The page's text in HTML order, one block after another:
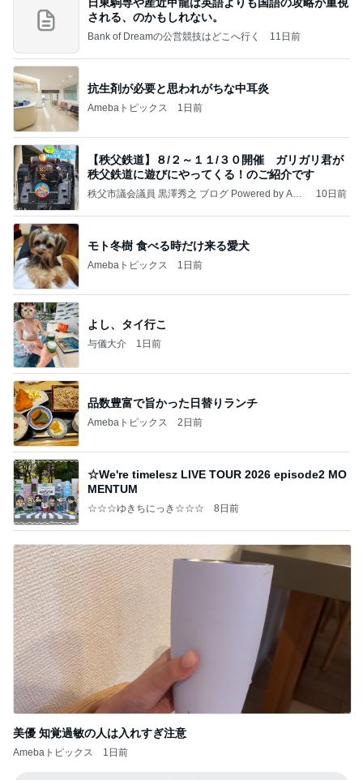
される、のかもしれない。
Bank of Dreamの公営競技はどこへ行く 11日前
抗生剤が必要と思われがちな中耳炎
Amebaトピックス 1日前
【秩父鉄道】８/２～１１/３０開催 ガリガリ君が
秩父鉄道に遊びにやってくる！のご紹介です
秩父市議会議員 黒澤秀之 ブログ Powered by Ame
10日前
モト冬樹 食べる時だけ来る愛犬
Amebaトピックス 1日前
よし、タイ行こ
与儀大介 1日前
品数豊富で旨かった日替りランチ
Amebaトピックス 2日前
☆We're timelesz LIVE TOUR 2026 episode2 MO
MENTUM
☆☆☆ゆきちにっき☆☆☆ 8日前
美優 知覚過敏の人は入れすぎ注意
Amebaトピックス 1日前